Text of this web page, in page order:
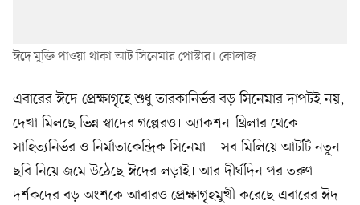
ঈদে মুক্তি পাওয়া থাকা আট সিনেমার পোস্টার। কোলাজ
এবারের ঈদে প্রেক্ষাগৃহে শুধু তারকানির্ভর বড় সিনেমার দাপটই নয়,
দেখা মিলছে ভিন্ন স্বাদের গল্পেরও। অ্যাকশন-থ্রিলার থেকে
সাহিত্যনির্ভর ও নির্মাতাকেন্দ্রিক সিনেমা—সব মিলিয়ে আটটি নতুন
ছবি নিয়ে জমে উঠেছে ঈদের লড়াই। আর দীর্ঘদিন পর তরুণ
দর্শকদের বড় অংশকে আবারও প্রেক্ষাগৃহমুখী করেছে এবারের ঈদ